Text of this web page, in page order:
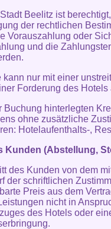
Beelitz ist
der rechtlichen
Vorauszahlung oder
und die
kann nur mit einer
Forderung des
Buchung hinterlegten
ohne zusätzliche
Hotelaufenthalts-,
Kunden (Abstellung,
des Kunden von dem
der schriftlichen
Preis aus dem
nicht in
des Hotels oder